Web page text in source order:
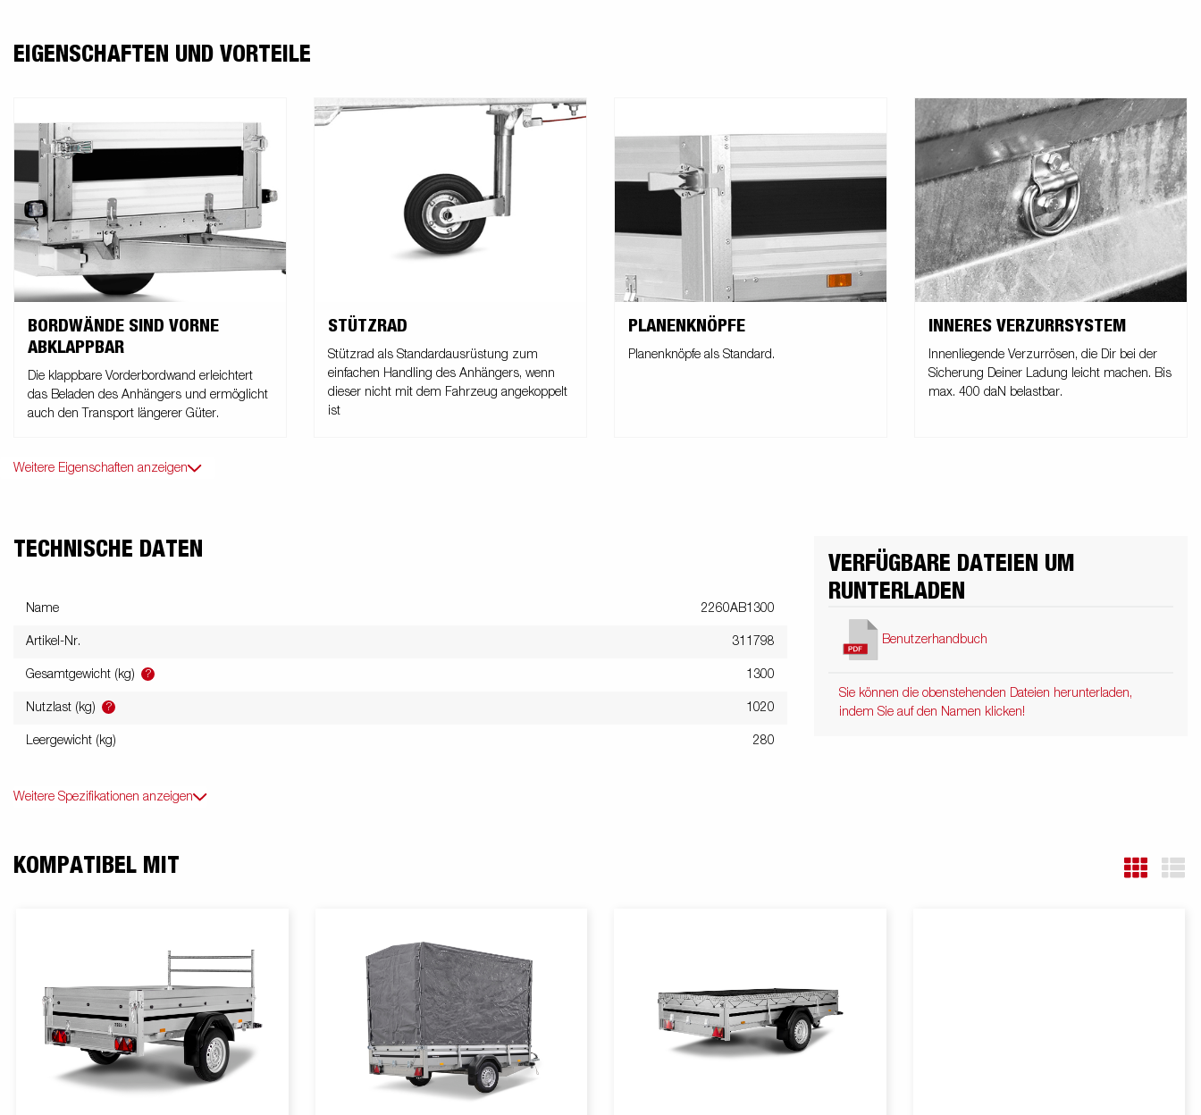
EIGENSCHAFTEN UND VORTEILE
BORDWÄNDE SIND VORNE
ABKLAPPBAR
Die klappbare Vorderbordwand erleichtert
das Beladen des Anhängers und ermöglicht
auch den Transport längerer Güter.
STÜTZRAD
Stützrad als Standardausrüstung zum
einfachen Handling des Anhängers, wenn
dieser nicht mit dem Fahrzeug angekoppelt
ist
PLANENKNÖPFE
Planenknöpfe als Standard.
INNERES VERZURRSYSTEM
Innenliegende Verzurrösen, die Dir bei der
Sicherung Deiner Ladung leicht machen. Bis
max. 400 daN belastbar.
Weitere Eigenschaften anzeigen
TECHNISCHE DATEN
Name 2260AB1300
Artikel-Nr. 311798
Gesamtgewicht (kg) ? 1300
Nutzlast (kg) ? 1020
Leergewicht (kg) 280
Weitere Spezifikationen anzeigen
VERFÜGBARE DATEIEN UM
RUNTERLADEN
Benutzerhandbuch
Sie können die obenstehenden Dateien herunterladen,
indem Sie auf den Namen klicken!
KOMPATIBEL MIT